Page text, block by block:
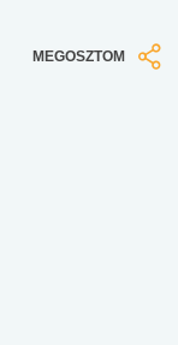
MEGOSZTOM